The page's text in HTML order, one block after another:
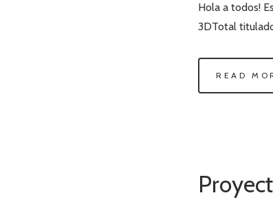
Hola a todos!
3DTotal
READ